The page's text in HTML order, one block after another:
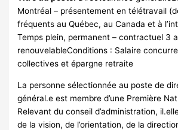
Montréal – présentement en télétravail
fréquents au Québec, au Canada et à
Temps plein, permanent – contractuel 3
renouvelableConditions : Salaire
collectives et épargne retraite
La personne sélectionnée au poste de
général.e est membre d’une Première
Relevant du conseil d’administration,
de la vision, de l’orientation, de la